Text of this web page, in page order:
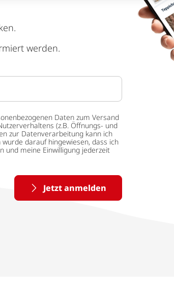
werden.
Daten zum Versand
(z.B. Öffnungs- und
zur Datenverarbeitung kann ich
darauf hingewiesen, dass ich
und meine Einwilligung jederzeit
Jetzt anmelden